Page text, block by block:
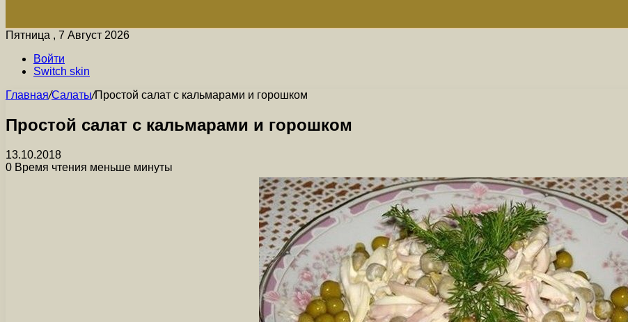
Пятница , 7 Август 2026
Войти
Switch skin
Главная/Салаты/Простой салат с кальмарами и горошком
Простой салат с кальмарами и горошком
13.10.2018
0 Время чтения меньше минуты